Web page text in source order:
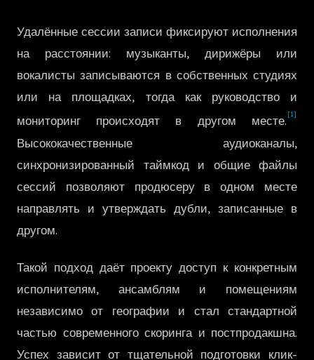
Удалённые сессии записи фиксируют исполнения
на расстоянии: музыканты, дирижёры или
вокалисты записываются в собственных студиях
или на площадках, тогда как руководство и
мониторинг происходят в другом месте. [1]
Высококачественные аудиоканалы,
синхронизированный таймкод и общие файлы
сессий позволяют продюсеру в одном месте
направлять и утверждать дубли, записанные в
другом.
Такой подход даёт проекту доступ к конкретным
исполнителям, ансамблям и помещениям
независимо от географии и стал стандартной
частью современного скоринга и постпродакшна.
Успех зависит от тщательной подготовки клик-
Русский
日本語
한국어